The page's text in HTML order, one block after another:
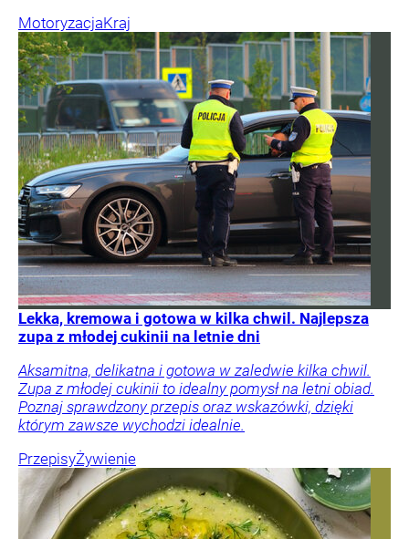
MotoryzacjaKraj
Lekka, kremowa i gotowa w kilka chwil. Najlepsza
zupa z młodej cukinii na letnie dni
Aksamitna, delikatna i gotowa w zaledwie kilka chwil.
Zupa z młodej cukinii to idealny pomysł na letni obiad.
Poznaj sprawdzony przepis oraz wskazówki, dzięki
którym zawsze wychodzi idealnie.
PrzepisyŻywienie